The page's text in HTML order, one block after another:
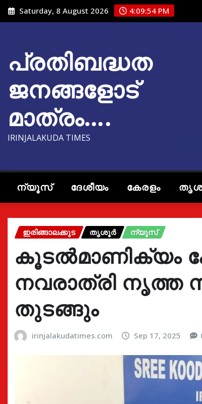
Skip
to
Saturday, 8 August 2026 4:09:55 PM
പ്രതിബദ്ധത
ജനങ്ങളോട്
മാത്രം….
IRINJALAKUDA TIMES
ന്യൂസ് ദേശീയം കേരളം
ഇരിങ്ങാലക്കുട തൃശൂർ ന്യൂസ്
കൂടൽമാണിക്യം
നവരാത്രി നൃത്ത
തുടങ്ങും
irinjalakudatimes.com Sep 17, 2025